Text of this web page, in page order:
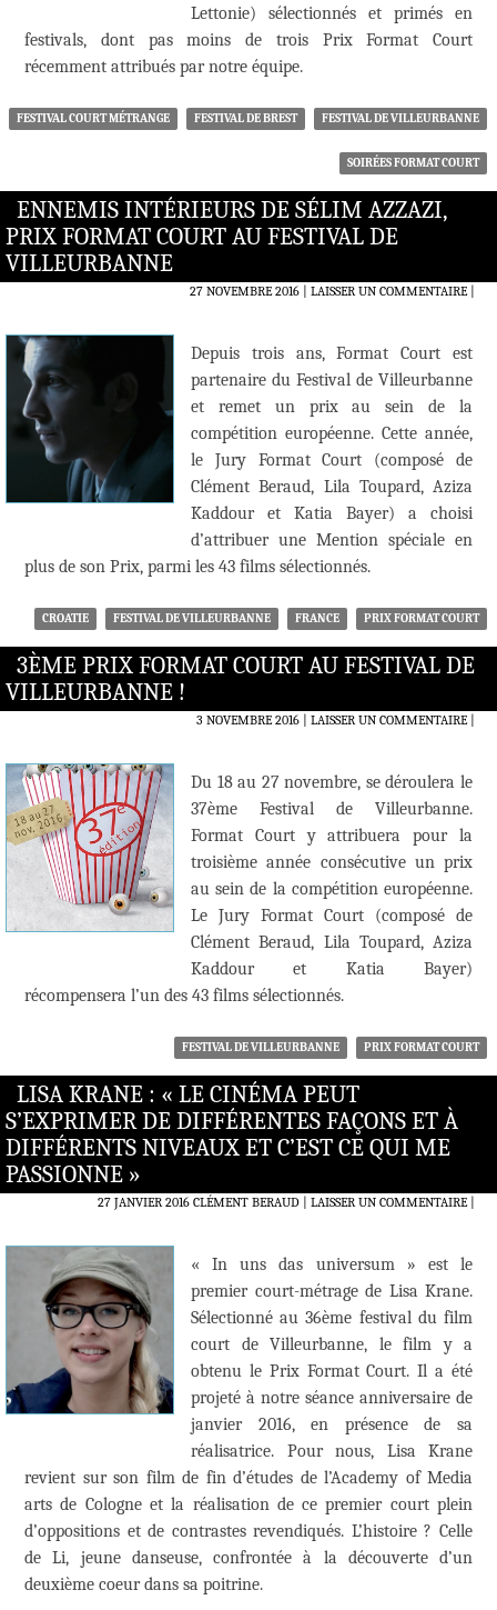
Lettonie) sélectionnés et primés en
festivals, dont pas moins de trois Prix Format Court
récemment attribués par notre équipe.
FESTIVAL COURT MÉTRANGE FESTIVAL DE BREST FESTIVAL DE VILLEURBANNE
SOIRÉES FORMAT COURT
ENNEMIS INTÉRIEURS DE SÉLIM AZZAZI,
PRIX FORMAT COURT AU FESTIVAL DE
VILLEURBANNE
27 NOVEMBRE 2016 LAISSER UN COMMENTAIRE|
Depuis trois ans, Format Court est
partenaire du Festival de Villeurbanne
et remet un prix au sein de la
compétition européenne. Cette année,
le Jury Format Court (composé de
Clément Beraud, Lila Toupard, Aziza
Kaddour et Katia Bayer) a choisi
d’attribuer une Mention spéciale en
plus de son Prix, parmi les 43 films sélectionnés.
CROATIE FESTIVAL DE VILLEURBANNE FRANCE PRIX FORMAT COURT
3ÈME PRIX FORMAT COURT AU FESTIVAL DE
VILLEURBANNE !
3 NOVEMBRE 2016 LAISSER UN COMMENTAIRE|
Du 18 au 27 novembre, se déroulera le
37ème Festival de Villeurbanne.
Format Court y attribuera pour la
troisième année consécutive un prix
au sein de la compétition européenne.
Le Jury Format Court (composé de
Clément Beraud, Lila Toupard, Aziza
Kaddour et Katia Bayer)
récompensera l’un des 43 films sélectionnés.
FESTIVAL DE VILLEURBANNE PRIX FORMAT COURT
LISA KRANE : « LE CINÉMA PEUT
S’EXPRIMER DE DIFFÉRENTES FAÇONS ET À
DIFFÉRENTS NIVEAUX ET C’EST CE QUI ME
PASSIONNE »
27 JANVIER 2016 CLÉMENT BERAUD LAISSER UN COMMENTAIRE|
« In uns das universum » est le
premier court-métrage de Lisa Krane.
Sélectionné au 36ème festival du film
court de Villeurbanne, le film y a
obtenu le Prix Format Court. Il a été
projeté à notre séance anniversaire de
janvier 2016, en présence de sa
réalisatrice. Pour nous, Lisa Krane
revient sur son film de fin d’études de l’Academy of Media
arts de Cologne et la réalisation de ce premier court plein
d’oppositions et de contrastes revendiqués. L’histoire ? Celle
de Li, jeune danseuse, confrontée à la découverte d’un
deuxième coeur dans sa poitrine.